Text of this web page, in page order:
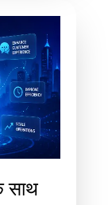
साथ